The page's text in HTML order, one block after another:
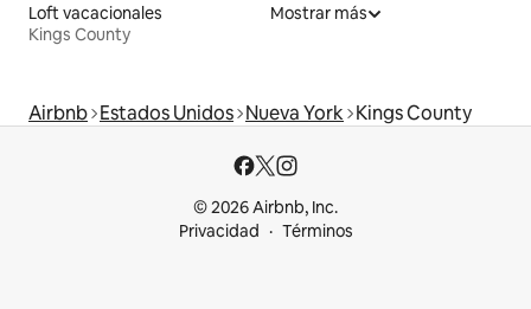
Loft vacacionales
Kings County
Mostrar más
Airbnb Estados Unidos Nueva York Kings County
© 2026 Airbnb, Inc.
Privacidad
Términos